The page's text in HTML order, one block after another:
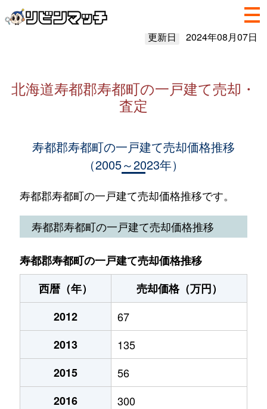
更新日 2024年08月07日
北海道寿都郡寿都町の一戸建て売却・
査定
寿都郡寿都町の一戸建て売却価格推移
（2005～2023年）
寿都郡寿都町の一戸建て売却価格推移です。
寿都郡寿都町の一戸建て売却価格推移
寿都郡寿都町の一戸建て売却価格推移
西暦（年）
売却価格（万円）
2012
67
2013
135
2015
56
2016
300